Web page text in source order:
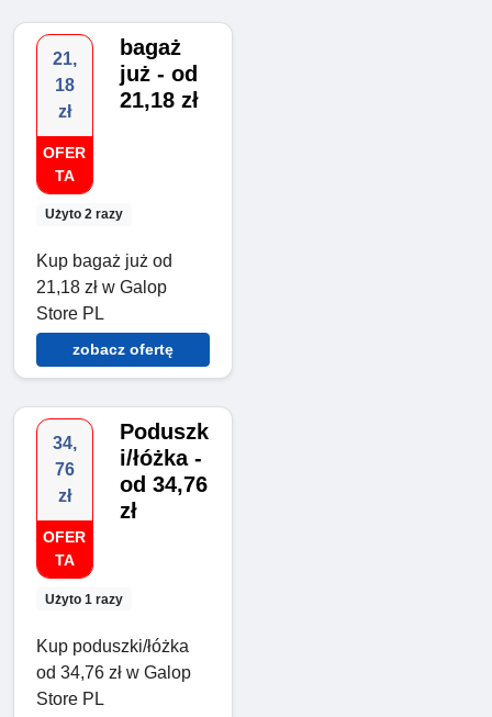
21,
18
zł
OFER
TA
Użyto 2 razy
bagaż
już - od
21,18 zł
Kup bagaż już od
21,18 zł w Galop
Store PL
zobacz ofertę
34,
76
zł
OFER
TA
Użyto 1 razy
Poduszk
i/łóżka -
od 34,76
zł
Kup poduszki/łóżka
od 34,76 zł w Galop
Store PL